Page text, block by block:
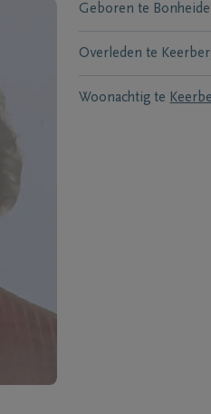
Geboren te
Overleden te
Woonachtig te